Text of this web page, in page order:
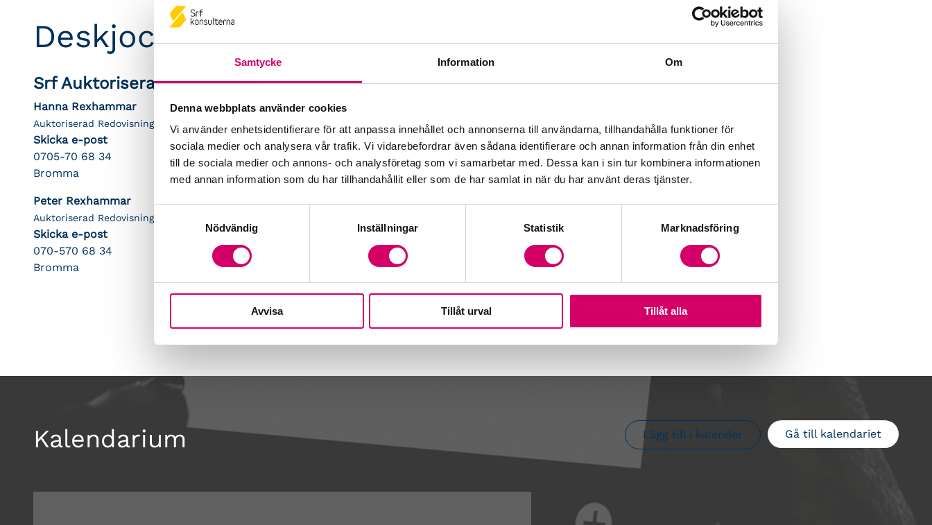
Samtycke Information Om
Denna webbplats använder cookies
Vi använder enhetsidentifierare för att anpassa innehållet och annonserna till användarna, tillhandahålla funktioner för
sociala medier och analysera vår trafik. Vi vidarebefordrar även sådana identifierare och annan information från din enhet
till de sociala medier och annons- och analysföretag som vi samarbetar med. Dessa kan i sin tur kombinera informationen
med annan information som du har tillhandahållit eller som de har samlat in när du har använt deras tjänster.
Nödvändig
Inställningar Statistik Marknadsföring
Avvisa Tillåt urval Tillåt alla
Deskjockeys Consulting Group AB
Srf Auktoriserade konsulter
Hanna Rexhammar
Auktoriserad Redovisningskonsult
Skicka e-post
0705-70 68 34
Bromma
Peter Rexhammar
Auktoriserad Redovisningskonsult
Skicka e-post
070-570 68 34
Bromma
Kalendarium Gå till kalendariet
Lägg till i kalender